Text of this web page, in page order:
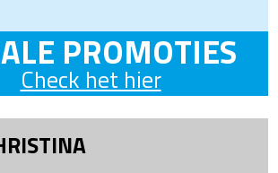
PROMOTIES
Check het hier